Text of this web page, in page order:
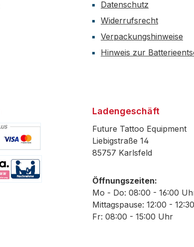
Datenschutz
Widerrufsrecht
Verpackungshinweise
Hinweis zur
Ladengeschäft
Future Tattoo Equipment
Liebigstraße 14
85757 Karlsfeld
Öffnungszeiten:
Mo - Do: 08:00 - 16:00
Mittagspause: 12:00 -
Fr: 08:00 - 15:00 Uhr